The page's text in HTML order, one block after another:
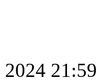
21:59